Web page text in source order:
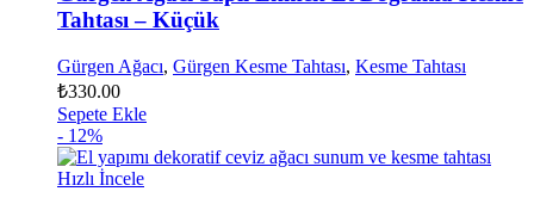
Tahtası – Küçük
Gürgen Ağacı, Gürgen Kesme Tahtası, Kesme Tahtası
₺330.00
Sepete Ekle
- 12%
Hızlı İncele